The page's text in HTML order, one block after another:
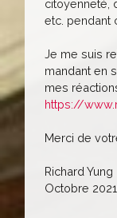
citoyenneté,
etc. pendant
Je me suis
mandant en
mes
https://
Merci de
Richard Yung
Octobre 2021